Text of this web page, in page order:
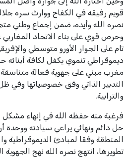
قويم رفيقه في الكفاح ووارث سره
نصره الله وأيده، ضمن إجماع وطني
وحرص قوي على بناء الاتحاد
تام على الجوار الأورو متوسطي
ديموقراطي تنموي يكفل لكافة أبنائه
مغرب مبني على جهوية فعالة
التدبير الذاتي وفق خصوصياتها وفي
والترابية.
فرغبة منه حفظه الله في إنهاء مشكل
حل دائم ونهائي يراعي سيادته
المنطقة وفقا لمبادئ الديموقراطية
تطويرها، انتهج نصره الله نهج الجهوية